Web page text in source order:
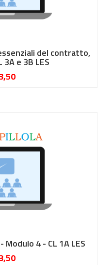
del contratto,
3A e 3B LES
4 - CL 1A LES